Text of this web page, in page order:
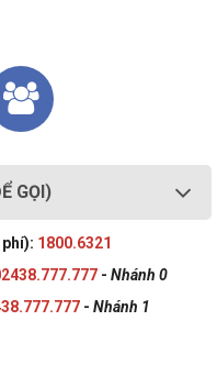
GỌI)
1800.6321
- Nhánh 0
- Nhánh 1